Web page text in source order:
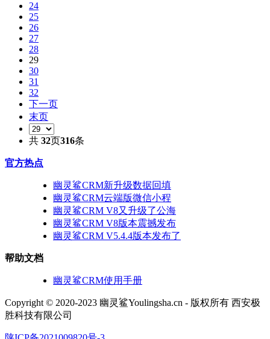
24
25
26
27
28
29
30
31
32
下一页
末页
共 32页316条
官方热点
幽灵鲨CRM新升级数据回填
幽灵鲨CRM云端版微信小程
幽灵鲨CRM V8又升级了公海
幽灵鲨CRM V8版本震撼发布
幽灵鲨CRM V5.4.4版本发布了
帮助文档
幽灵鲨CRM使用手册
Copyright © 2020-2023 幽灵鲨Youlingsha.cn - 版权所有 西安极
胜科技有限公司